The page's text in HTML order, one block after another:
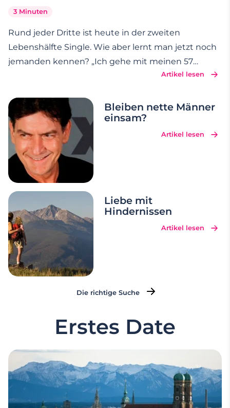
3 Minuten
Rund jeder Dritte ist heute in der zweiten
Lebenshälfte Single. Wie aber lernt man jetzt noch
jemanden kennen? „Ich gehe mit meinen 57
Jahren abends nicht mehr in die Disko", sagt etwa
Dating für sich entdeckt. „Ich habe in meinem…
Artikel lesen
Bleiben nette Männer
einsam?
Artikel lesen
Liebe mit
Hindernissen
Artikel lesen
Die richtige Suche
Erstes Date